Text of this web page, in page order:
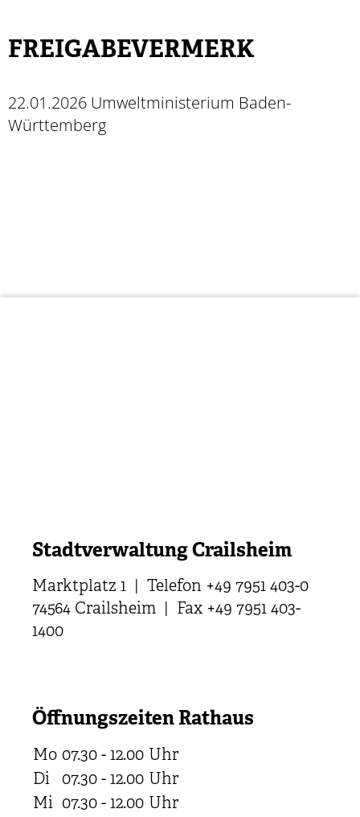
FREIGABEVERMERK
22.01.2026 Umweltministerium Baden-
Württemberg
Stadtverwaltung Crailsheim
Marktplatz 1 | Telefon +49 7951 403-0
74564 Crailsheim | Fax +49 7951 403-
1400
Öffnungszeiten Rathaus
Mo 07.30 - 12.00 Uhr
Di
07.30 - 12.00 Uhr
Mi 07.30 - 12.00 Uhr